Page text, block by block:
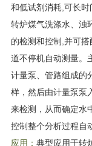
和低试剂消耗,可长
转炉煤气洗涤水、浊
的检测和控制,并可
道不停机自动测量。
计量泵、管路组成的
样，然后由计量泵泵
来检测，从而确定水
控制整个分析过程自
应用： 典型应用于转